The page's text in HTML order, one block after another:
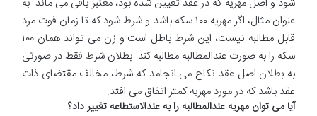
عنوان مثال، اگر مهریه ۱۰۰ سکه باشد و شرط شود که تا زمان فوت مرد
قابل مطالبه نیست، این شرط باطل است و زن می تواند همان ۱۰۰
سکه را به صورت عندالمطالبه مطالبه کند. بطلان شرط فقط در صورتی
به بطلان اصل عقد نکاح می انجامد که شرط، مخالف مقتضای ذات
عقد باشد که در مورد مهریه کمتر اتفاق می افتد.
آیا می توان مهریه عندالمطالبه را به عندالاستطاعه تغییر داد؟